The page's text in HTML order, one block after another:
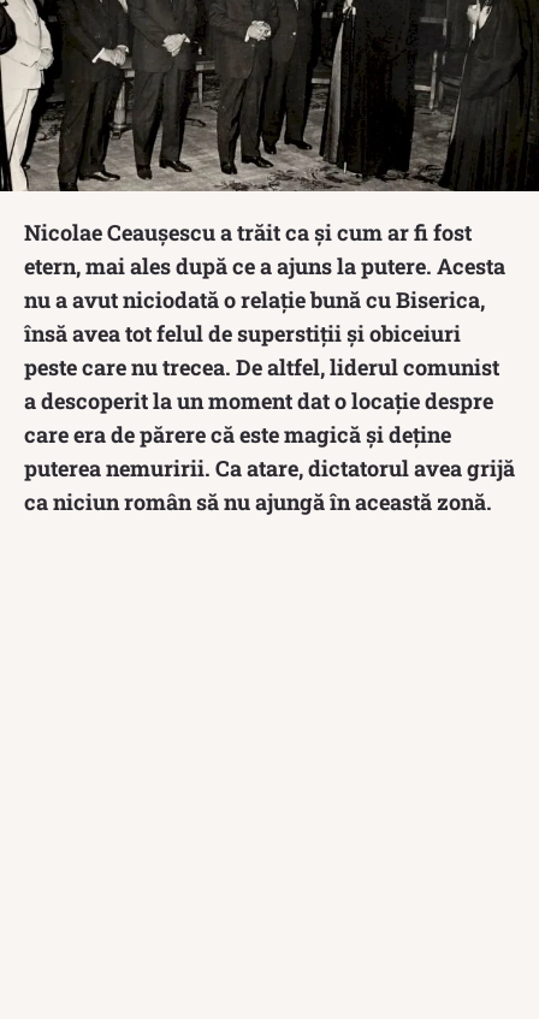
Nicolae Ceaușescu a trăit ca și cum ar fi fost
etern, mai ales după ce a ajuns la putere. Acesta
nu a avut niciodată o relație bună cu Biserica,
însă avea tot felul de superstiții și obiceiuri
peste care nu trecea. De altfel, liderul comunist
a descoperit la un moment dat o locație despre
care era de părere că este magică și deține
puterea nemuririi. Ca atare, dictatorul avea grijă
ca niciun român să nu ajungă în această zonă.